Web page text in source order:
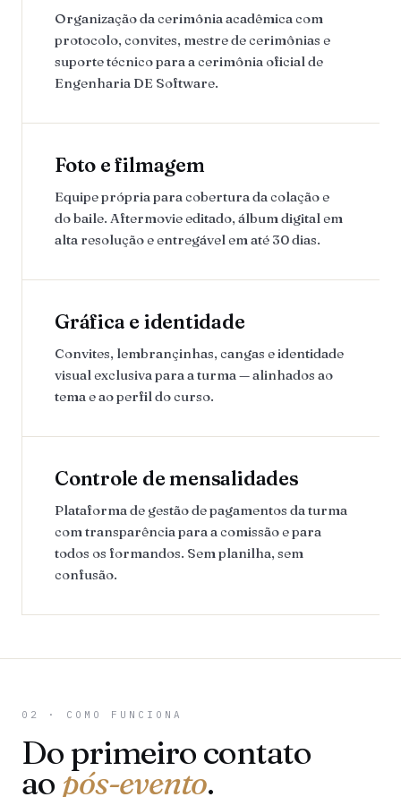
Organização da cerimônia acadêmica com
protocolo, convites, mestre de cerimônias e
suporte técnico para a cerimônia oficial de
Engenharia DE Software.
Foto e filmagem
Equipe própria para cobertura da colação e
do baile. Aftermovie editado, álbum digital em
alta resolução e entregável em até 30 dias.
Gráfica e identidade
Convites, lembrançinhas, cangas e identidade
visual exclusiva para a turma — alinhados ao
tema e ao perfil do curso.
Controle de mensalidades
Plataforma de gestão de pagamentos da turma
com transparência para a comissão e para
todos os formandos. Sem planilha, sem
confusão.
02 · COMO FUNCIONA
Do primeiro contato
ao pós-evento.